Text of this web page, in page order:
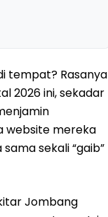
tempat? Rasanya
2026 ini, sekadar
website mereka
sekali “gaib”
Jombang